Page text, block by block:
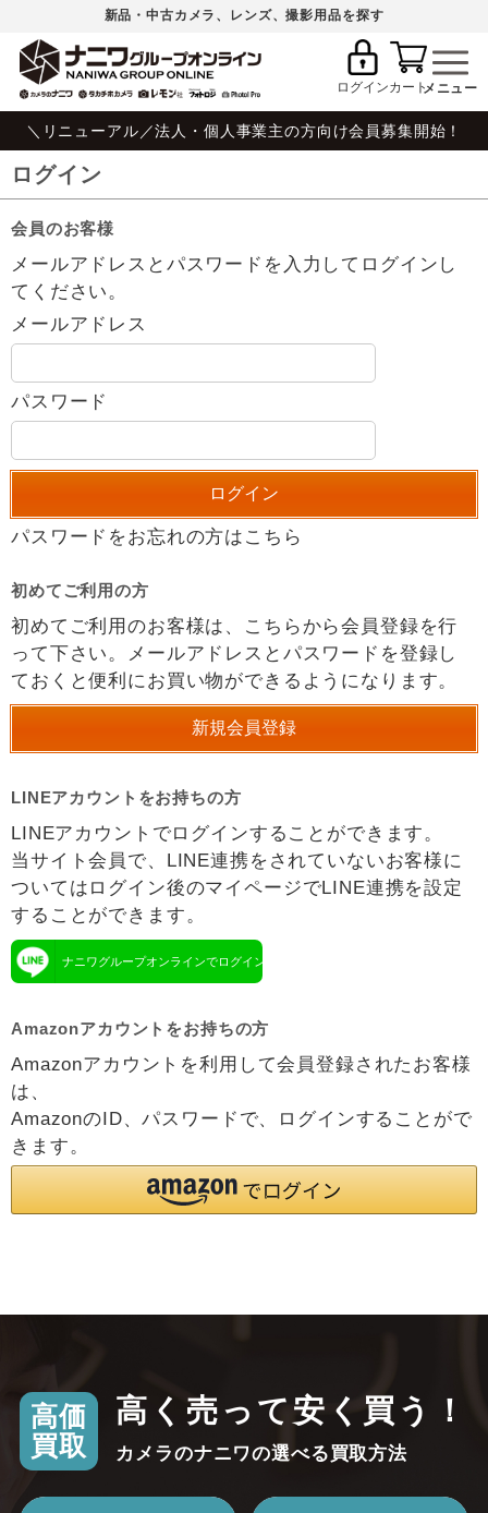
新品・中古カメラ、レンズ、撮影用品を探す
ログインカート
＼リニューアル／法人・個人事業主の方向け会員募集開始！
ログイン
会員のお客様
メールアドレスとパスワードを入力してログインし
てください。
メールアドレス
パスワード
パスワードをお忘れの方はこちら
初めてご利用の方
初めてご利用のお客様は、こちらから会員登録を行
って下さい。メールアドレスとパスワードを登録し
ておくと便利にお買い物ができるようになります。
LINEアカウントをお持ちの方
LINEアカウントでログインすることができます。
当サイト会員で、LINE連携をされていないお客様に
ついてはログイン後のマイページでLINE連携を設定
することができます。
ナニワグループオンラインでログイン
Amazonアカウントをお持ちの方
Amazonアカウントを利用して会員登録されたお客様
は、
AmazonのID、パスワードで、ログインすることがで
きます。
高価
買取
高く売って安く買う！
カメラのナニワの選べる買取方法